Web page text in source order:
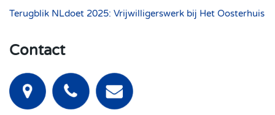
Terugblik NLdoet 2025: Vrijwilligerswerk bij Het Oosterhuis
Contact